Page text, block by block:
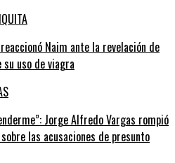
Naim ante la revelación de
uso de viagra
Jorge Alfredo Vargas rompió
las acusaciones de presunto